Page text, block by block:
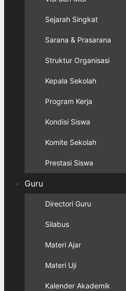
Sejarah Singkat
Sarana & Prasarana
Struktur Organisasi
Kepala Sekolah
Program Kerja
Kondisi Siswa
Komite Sekolah
Prestasi Siswa
Guru
Directori Guru
Silabus
Materi Ajar
Materi Uji
Kalender Akademik